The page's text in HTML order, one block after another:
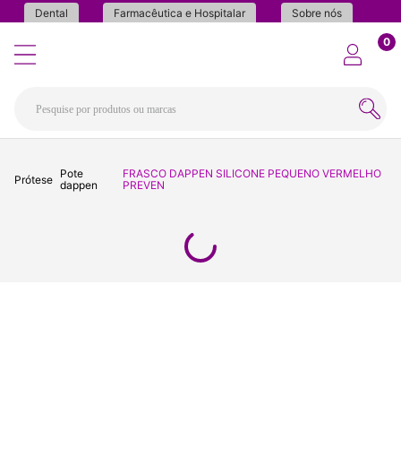
Dental Farmacêutica e Hospitalar Sobre nós
0
Prótese Pote
dappen
FRASCO DAPPEN SILICONE PEQUENO VERMELHO
PREVEN